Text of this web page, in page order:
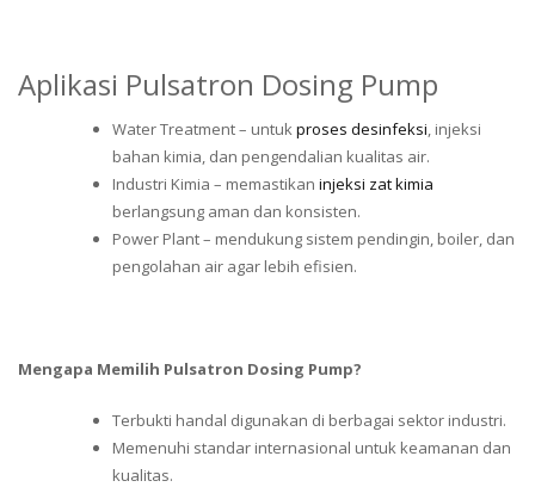
Aplikasi Pulsatron Dosing Pump
Water Treatment – untukproses desinfeksi, injeksi
bahan kimia, dan pengendalian kualitas air.
Industri Kimia – memastikan injeksi zat kimia
berlangsung aman dan konsisten.
Power Plant – mendukung sistem pendingin, boiler, dan
pengolahan air agar lebih efisien.
Mengapa Memilih Pulsatron Dosing Pump?
Terbukti handal digunakan di berbagai sektor industri.
Memenuhi standar internasional untuk keamanan dan
kualitas.